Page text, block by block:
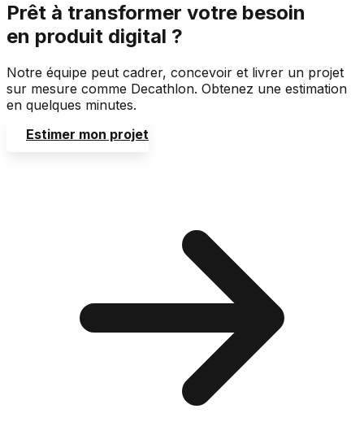
Prêt à transformer votre besoin
en produit digital ?
Notre équipe peut cadrer, concevoir et livrer un projet
sur mesure comme Decathlon. Obtenez une estimation
en quelques minutes.
Estimer mon projet